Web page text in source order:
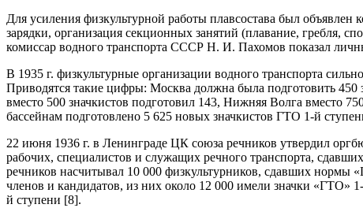
Для усиления физкультурной работы плавсостава был
зарядки, организация секционных занятий (плавание,
комиссар водного транспорта СССР Н. И. Пахомов показал
В 1935 г. физкультурные организации водного транспорта
Приводятся такие цифры: Москва должна была подготовить 450
вместо 500 значкистов подготовил 143, Нижняя Волга вместо
бассейнам подготовлено 5 625 новых значкистов ГТО 1-й
22 июня 1936 г. в Ленинграде ЦК союза речников утвердил
рабочих, специалистов и служащих речного транспорта,
речников насчитывал 10 000 физкультурников, сдавших
членов и кандидатов, из них около 12 000 имели значки «ГТО»
й ступени [8].